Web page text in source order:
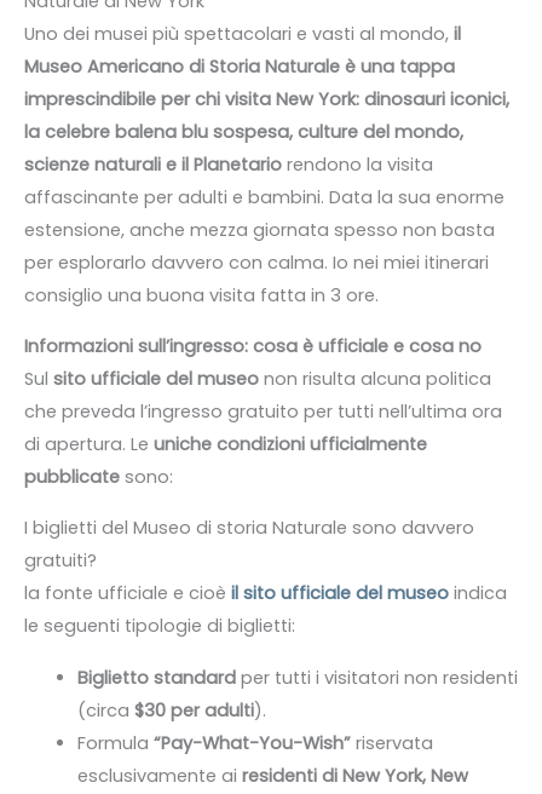
Uno dei musei più spettacolari e vasti al mondo, il
Museo Americano di Storia Naturale è una tappa
imprescindibile per chi visita New York: dinosauri iconici,
la celebre balena blu sospesa, culture del mondo,
scienze naturali e il Planetario rendono la visita
affascinante per adulti e bambini. Data la sua enorme
estensione, anche mezza giornata spesso non basta
per esplorarlo davvero con calma. Io nei miei itinerari
consiglio una buona visita fatta in 3 ore.
Informazioni sull’ingresso: cosa è ufficiale e cosa no
Sul sito ufficiale del museo non risulta alcuna politica
che preveda l’ingresso gratuito per tutti nell’ultima ora
di apertura. Le uniche condizioni ufficialmente
pubblicate sono:
I biglietti del Museo di storia Naturale sono davvero
gratuiti?
la fonte ufficiale e cioè il sito ufficiale del museo indica
le seguenti tipologie di biglietti:
Biglietto standardper tutti i visitatori non residenti
(circa $30 per adulti).
Formula “Pay-What-You-Wish”riservata
esclusivamente ai residenti di New York, New